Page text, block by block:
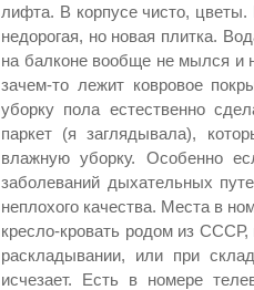
лифта. В корпусе чисто,
недорогая, но новая плитка.
на балконе вообще не мылся и
зачем-то лежит ковровое
уборку пола естественно
паркет (я заглядывала),
влажную уборку. Особенно
заболеваний дыхательных
неплохого качества. Места в
кресло-кровать родом из СССР,
раскладывании, или при
исчезает. Есть в номере